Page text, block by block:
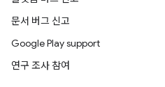
문서 버그 신고
Google Play support
연구 조사 참여